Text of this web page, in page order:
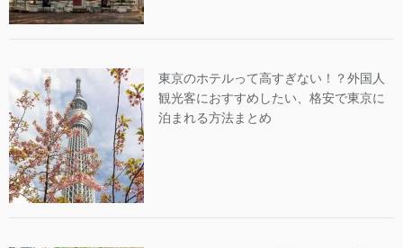
東京のホテルって高すぎない！？外国人
観光客におすすめしたい、格安で東京に
泊まれる方法まとめ